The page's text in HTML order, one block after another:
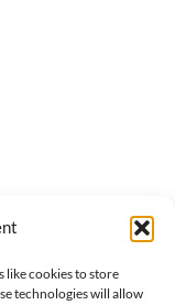
like cookies to store
technologies will allow